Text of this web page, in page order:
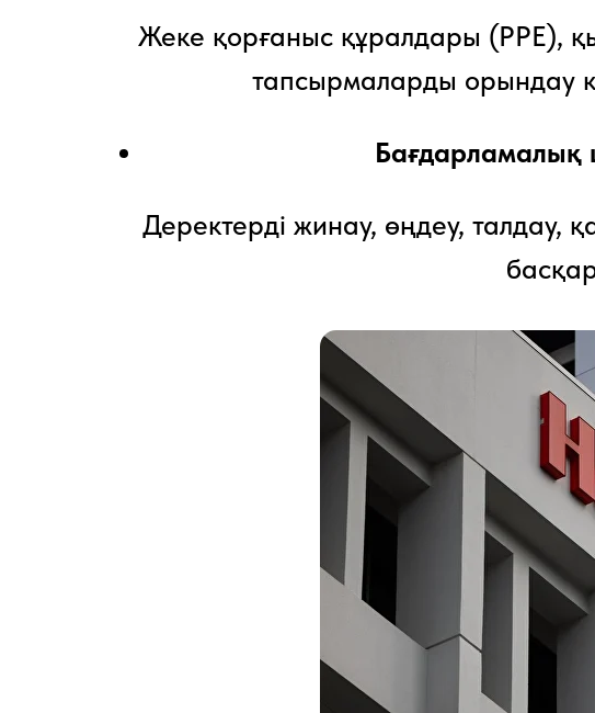
Жеке қорғаныс құралдары (PPE),
тапсырмаларды орындау
Бағдарламалық
Деректерді жинау, өңдеу, талдау,